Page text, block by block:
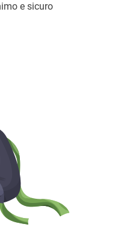
e sicuro